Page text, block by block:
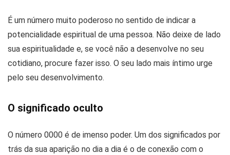
É um número muito poderoso no sentido de indicar a
potencialidade espiritual de uma pessoa. Não deixe de lado
sua espiritualidade e, se você não a desenvolve no seu
cotidiano, procure fazer isso. O seu lado mais íntimo urge
pelo seu desenvolvimento.
O significado oculto
O número 0000 é de imenso poder. Um dos significados por
trás da sua aparição no dia a dia é o de conexão com o